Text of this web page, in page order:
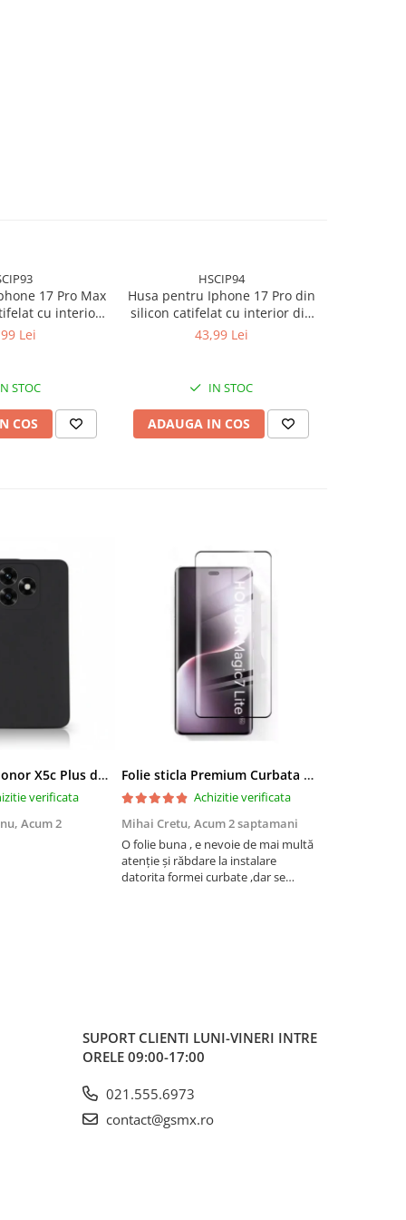
17 Pro Max
cu interior
si protectie la
Lei
STOC
COS
HSCIP94
Husa pentru Iphone 17 Pro din
silicon catifelat cu interior din
microfibra si protectie la
43,99 Lei
IN STOC
ADAUGA IN COS
Husa pentru Honor X5c Plus din silicon catifelat cu interior din microfibra si protectie la camere - Negru
verificata
Acum 2
Folie sticla Premium Curbata pentru Honor Magic 7 Lite 5G cu Adeziv pe toata suprafata, Protectie Anti-Zgarieturi si Socuri
Achizitie verificata
Mihai Cretu, Acum 2 saptamani
O folie buna , e nevoie de mai multă
atenție și răbdare la instalare
datorita formei curbate ,dar se
SUPORT CLIENTI LUNI-VINERI INTRE
ORELE 09:00-17:00
021.555.6973
contact@gsmx.ro